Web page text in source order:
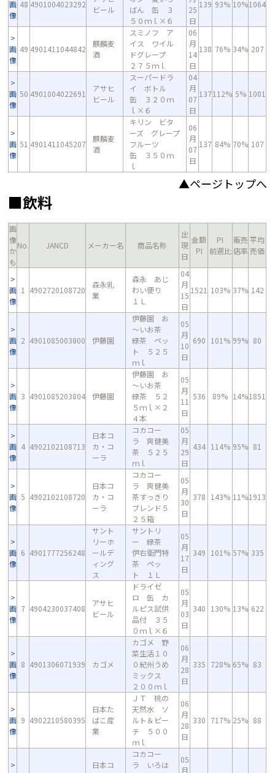
画
像
48 4901004023292
ビール
ばん 缶 ３
５０ｍｌ×６
25
日
139 93% 10%1064
画
像
49 4901411044842
麒麟麦
酒
スミノフ ア
イス ワイル
ドグレープ
２７５ｍｌ
06
月
14
日
138 76% 34% 207
画
像
50 4901004022691
アサヒ
ビール
スーパードラ
イ ボトル
缶 ３２０ｍ
ｌ×６
04
月
07
日
137112% 5% 1001
画
像
51 4901411045207
麒麟麦
酒
キリン ビタ
ーズ グレープ
フルーツ
缶 ３５０ｍ
ｌ
06
月
07
日
137 84% 70% 107
▲ページトップへ
■飲料
画
像
か
も
No. JANCD メーカー名 商品名称
出
現
日
金額
PI
PI
前週比
販売
店率
平均
売価
画
像
1 4902720108720
森永乳
業
森永 あじ
わい便り
１Ｌ
04
月
15
日
1521 103% 37% 142
画
像
2 4901085003800 伊藤園
伊藤園 お
～いお茶
緑茶 ペッ
ト ５２５
ｍｌ
05
月
10
日
690 101% 99% 80
画
像
3 4901085203804 伊藤園
伊藤園 お
～いお茶
緑茶 ５２
５ｍｌ×２
４本
05
月
11
日
536 89% 14%1851
画
像
4 4902102108713
日本コ
カ・コ
ーラ
コカコー
ラ 爽健美
茶 ５２５
ｍｌ
05
月
29
日
434 114% 95% 81
画
像
5 4902102108720
日本コ
カ・コ
ーラ
コカコー
ラ 爽健美
茶すっきり
ブレンド５
２５箱
05
月
30
日
378 143% 11%1913
画
像
6 4901777256248
サント
リーホ
ールデ
ィング
ス
サントリ
ー 緑茶
伊右衛門特
茶 ペッ
ト １Ｌ
05
月
17
日
349 101% 57% 335
画
像
7 4904230037408
アサヒ
ビール
ドライゼ
ロ 缶 カ
ルピス試供
品付 ３５
０ｍｌ×６
05
月
03
日
340 130% 13% 622
画
像
8 4901306071939 カゴメ
カゴメ 野
菜生活１０
０紀州うめ
ミックス
２００ｍｌ
06
月
28
日
335 728% 65% 83
画
像
9 4902210580395
日本た
ばこ産
業
ＪＴ 桃の
天然水 ソ
ルト＆ピー
チ ５００
ｍｌ
06
月
28
日
330 717% 25% 88
日本コ
コカコー
ラ いろは
05
月